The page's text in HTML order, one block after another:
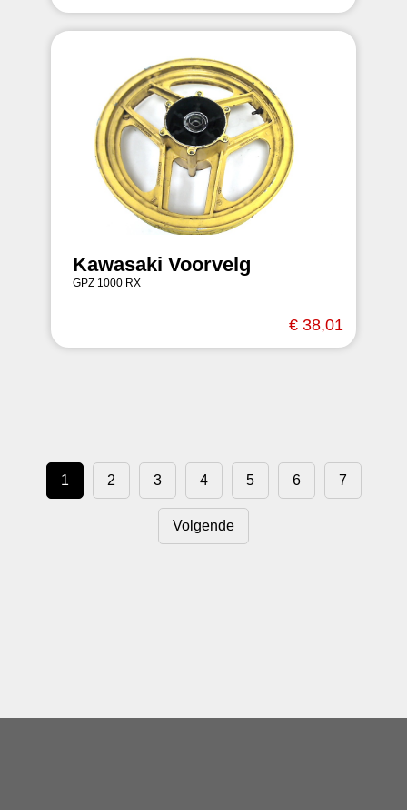
Kawasaki Voorvelg
GPZ 1000 RX
€ 38,01
1 2 3 4 5 6 7
Volgende